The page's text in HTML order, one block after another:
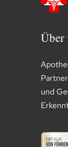
Über
und